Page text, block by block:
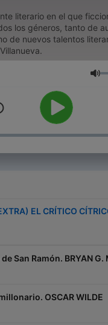
literario en el que
los géneros, tanto de
de nuevos talentos
EL CRÍTICO
San Ramón. BRYAN G.
OSCAR WILDE